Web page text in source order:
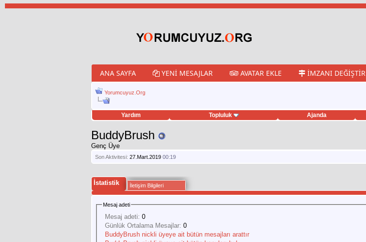
ANA SAYFA YENI MESAJLAR AVATAR EKLE İMZANI DEĞIŞTIR
Yorumcuyuz.Org
Yardım Topluluk Ajanda
twitter retweet hilesiBuddyBrush
Genç Üye
Son Aktivitesi: 27.Mart.2019 00:19
İstatistik İletişim Bilgileri
Mesaj adeti
Mesaj adeti: 0
Günlük Ortalama Mesajlar: 0
BuddyBrush nickli üyeye ait bütün mesajları arattır